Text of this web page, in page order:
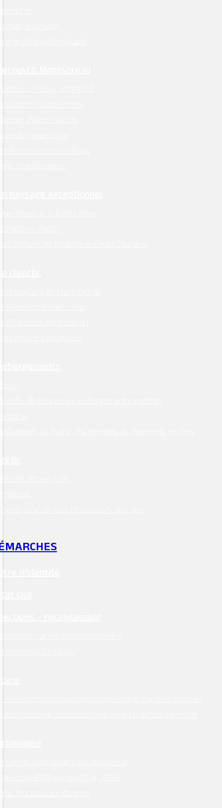
être
marine de Loire
marché hebdomadaire
Montsoreau
Beau Village de France
Cité de Caractère
et Villages Fleuris
de pique-nique
Balades dans le village
à Montsoreau
paysage exceptionnel
classé de la Confluence
Unesco
naturel régional Loire-Anjou-Touraine
divertir
Musicales de Montsoreau
Feux de la Saint-Jean
Puces de Montsoreau
des Empreintes
de tourisme / Hébergements insolites
en mairie des meublés et chambres d’hôtes
et bars
de vins et parcours en cave
d’identité
civil
– recensement
sur les listes électorales
citoyen
d’occupation du domaine public pour travaux
de stationnement pour un déménagement
d’autorisation d’urbanisme
Local d’Urbanisme (PLUI), AVAP
des travaux chez soi